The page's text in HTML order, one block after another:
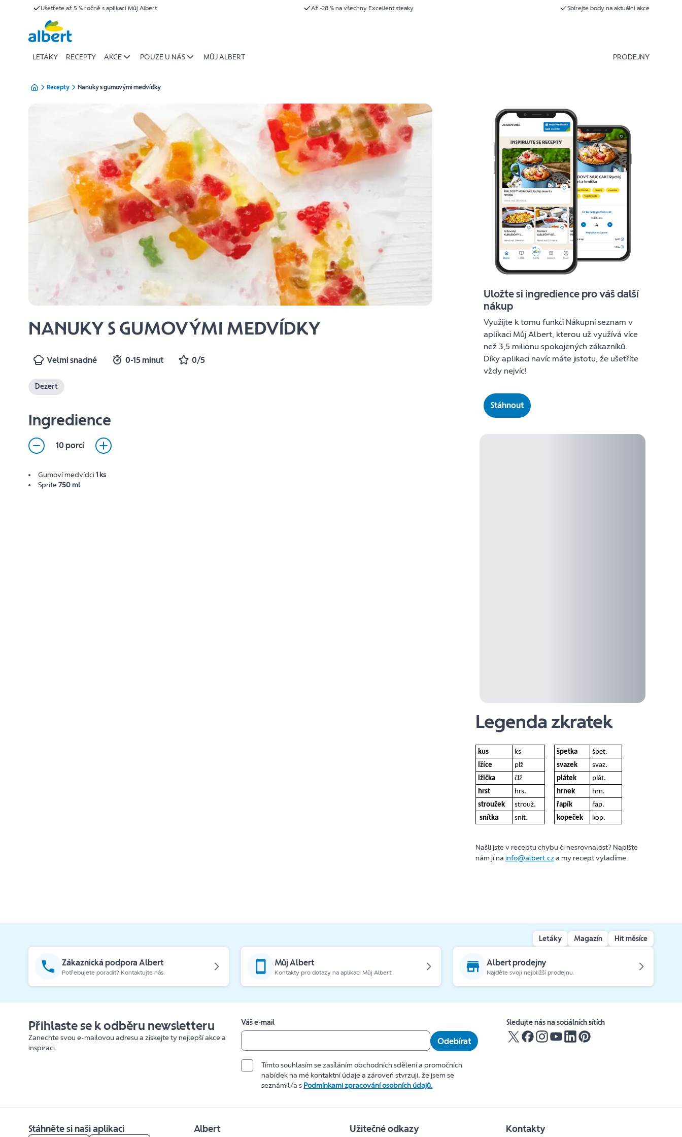
Ušetřete až 5 % ročně s aplikací Můj Albert Až -28 % na všechny Excellent steaky Sbírejte body na aktuální akce
LETÁKY RECEPTY AKCE POUZE U NÁS MŮJ ALBERT PRODEJNY
Recepty Nanuky s gumovými medvídky
NANUKY S GUMOVÝMI MEDVÍDKY
Velmi snadné 0-15 minut 0/5
Dezert
Ingredience
10 porcí
Gumoví medvídci1 ks
Sprite750 ml
Uložte si ingredience pro váš další
nákup
Využijte k tomu funkci Nákupní seznam v
aplikaci Můj Albert, kterou už využívá více
než 3,5 milionu spokojených zákazníků.
Díky aplikaci navíc máte jistotu, že ušetříte
vždy nejvíc!
Stáhnout
Legenda zkratek
kus ks špetka
špet.
lžíce
plž svazek
svaz.
lžička
člž plátek
plát.
hrst
hrs. hrnek
hrn.
stroužek
strouž. řapík
řap.
snítka
snít. kopeček kop.
Našli jste v receptu chybu či nesrovnalost? Napište
nám ji na info@albert.cza my recept vyladíme.
Letáky Magazín Hit měsíce
Zákaznická podpora Albert
Potřebujete poradit? Kontaktujte nás.
Můj Albert
Kontakty pro dotazy na aplikaci Můj Albert.
Albert prodejny
Najděte svoji nejbližší prodejnu.
Přihlaste se k odběru newsletteru
Zanechte svou e-mailovou adresu a získejte ty nejlepší akce a
inspiraci.
Váš e-mail
Odebírat
Tímto souhlasím se zasíláním obchodních sdělení a promočních
nabídek na mé kontaktní údaje a zároveň stvrzuji, že jsem se
seznámil/a s Podmínkami zpracování osobních údajů.
Sledujte nás na sociálních sítích
Stáhněte si naši aplikaci Albert Užitečné odkazy Kontakty